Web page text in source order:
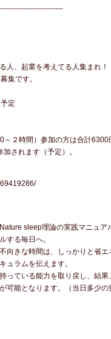
、起業を考えてる人集まれ！
集です。
定
時間）参加の方は合計6300円
れます（予定）。
理論の実践マニュアル
する毎日へ。
向きな時間は、しっかりと省
ュラムを伝えます。
っている能力を取り戻し、結
能となります。（当日多少の